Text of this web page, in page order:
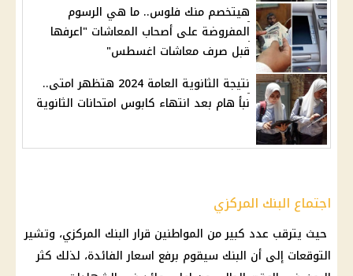
هيتخصم منك فلوس.. ما هي الرسوم
المفروضة على أصحاب المعاشات "اعرفها
قبل صرف معاشات اغسطس"
نتيجة الثانوية العامة 2024 هتظهر امتى..
نبأ هام بعد انتهاء كابوس امتحانات الثانوية
اجتماع البنك المركزي
حيث يترقب عدد كبير من المواطنين قرار البنك المركزي، وتشير
التوقعات إلى أن البنك سيقوم برفع اسعار الفائدة، لذلك كثر